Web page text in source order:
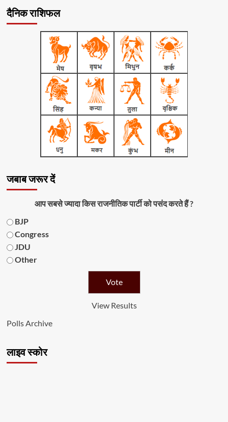
दैनिक राशिफल
जबाब जरूर दें
आप सबसे ज्यादा किस राजनीतिक पार्टी को पसंद करते हैं ?
BJP
Congress
JDU
Other
View Results
Polls Archive
लाइव स्कोर